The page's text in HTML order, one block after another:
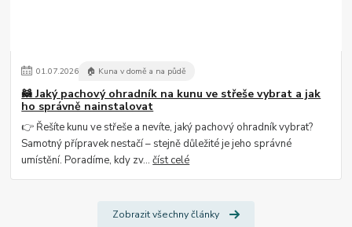
01.07.2026 🏠 Kuna v domě a na půdě
🦝 Jaký pachový ohradník na kunu ve střeše vybrat a jak
ho správně nainstalovat
👉 Řešíte kunu ve střeše a nevíte, jaký pachový ohradník vybrat?
Samotný přípravek nestačí – stejně důležité je jeho správné
umístění. Poradíme, kdy zv...číst celé
Zobrazit všechny články